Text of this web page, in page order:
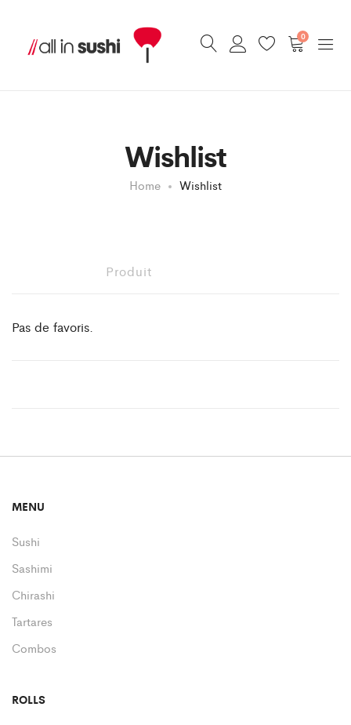
0
Wishlist
Home Wishlist
Produit
Pas de favoris.
MENU
Sushi
Sashimi
Chirashi
Tartares
Combos
ROLLS